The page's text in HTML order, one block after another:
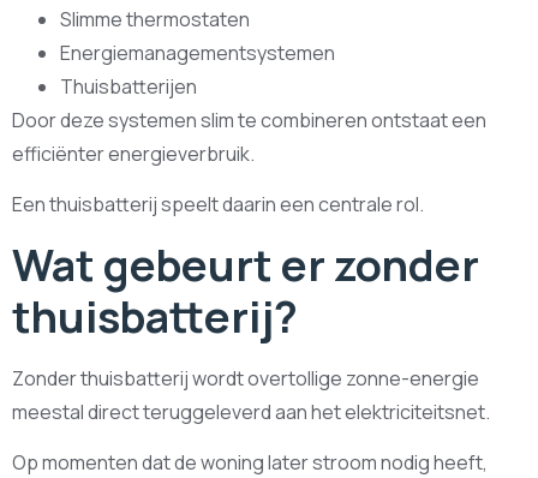
Slimme thermostaten
Energiemanagementsystemen
Thuisbatterijen
Door deze systemen slim te combineren ontstaat een
efficiënter energieverbruik.
Een thuisbatterij speelt daarin een centrale rol.
Wat gebeurt er zonder
thuisbatterij?
Zonder thuisbatterij wordt overtollige zonne-energie
meestal direct teruggeleverd aan het elektriciteitsnet.
Op momenten dat de woning later stroom nodig heeft,